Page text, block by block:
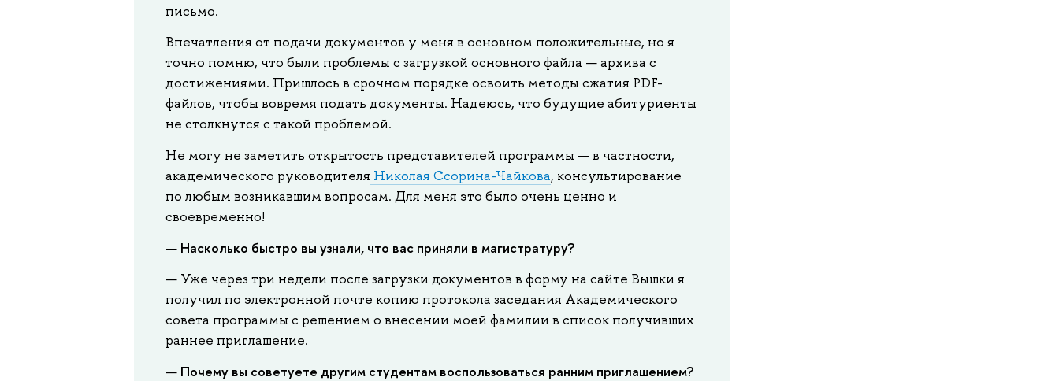
письмо.
Впечатления от подачи документов у меня в основном положительные, но я
точно помню, что были проблемы с загрузкой основного файла — архива с
достижениями. Пришлось в срочном порядке освоить методы сжатия PDF-
файлов, чтобы вовремя подать документы. Надеюсь, что будущие абитуриенты
не столкнутся с такой проблемой.
Не могу не заметить открытость представителей программы — в частности,
академического руководителя Николая Ссорина-Чайкова, консультирование
по любым возникавшим вопросам. Для меня это было очень ценно и
своевременно!
— Насколько быстро вы узнали, что вас приняли в магистратуру?
— Уже через три недели после загрузки документов в форму на сайте Вышки я
получил по электронной почте копию протокола заседания Академического
совета программы с решением о внесении моей фамилии в список получивших
раннее приглашение.
— Почему вы советуете другим студентам воспользоваться ранним приглашением?